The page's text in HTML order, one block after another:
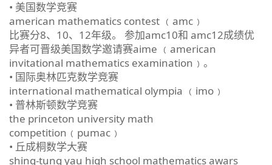
• 美国数学竞赛
american mathematics contest ﹙amc﹚
比赛分8、10、12年级。 参加amc10和 amc12成绩优
异者可晋级美国数学邀请赛aime ﹙american
invitational mathematics examination﹚。
• 国际奥林匹克数学竞赛
international mathematical olympia ﹙imo﹚
• 普林斯顿数学竞赛
the princeton university math
competition﹙pumac﹚
• 丘成桐数学大赛
shing-tung yau high school mathematics awars